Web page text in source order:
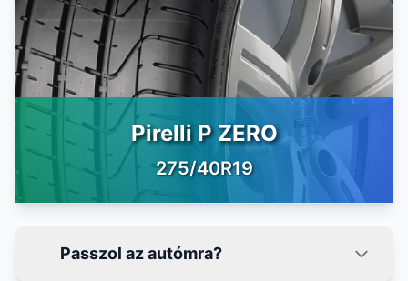
Pirelli P ZERO
275/40R19
Passzol az autómra?